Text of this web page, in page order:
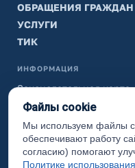
ОБРАЩЕНИЯ ГРАЖДАН
УСЛУГИ
ТИК
ИНФОРМАЦИЯ
Законодательная карта
Карта сайта
(с) 2017 Ханты-
администрации
Файлы cookie
Мы используем файлы
обеспечивают работу
согласию) помогают
Политике